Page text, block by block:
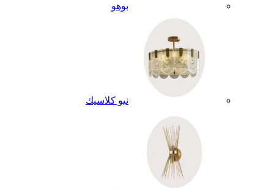
بوهو
نيو كلاسيك